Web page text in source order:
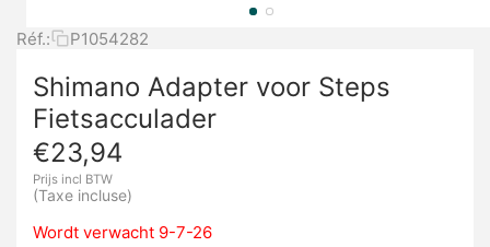
Réf.: P1054282
Shimano Adapter voor Steps
Fietsacculader
€23,94
Prijs incl BTW
(Taxe incluse)
Wordt verwacht 9-7-26